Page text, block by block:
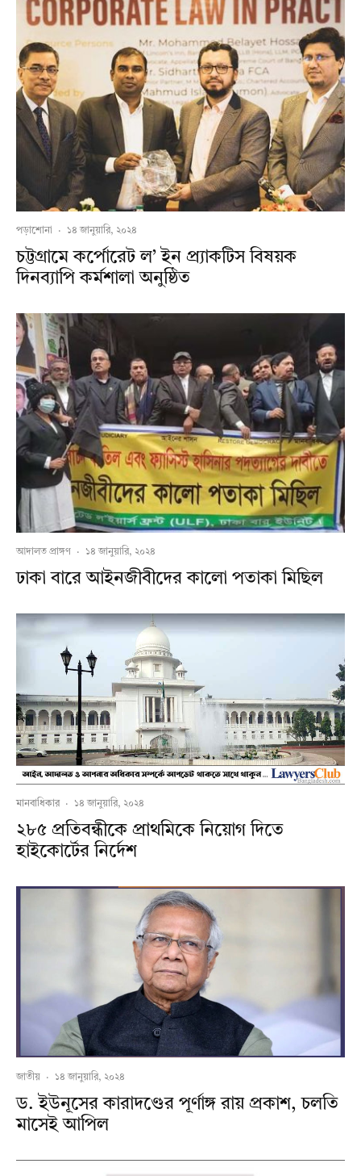
পড়াশোনা · ১৪ জানুয়ারি, ২০২৪
চট্টগ্রামে কর্পোরেট ল’ ইন প্র্যাকটিস বিষয়ক
দিনব্যাপি কর্মশালা অনুষ্ঠিত
আদালত প্রাঙ্গণ · ১৪ জানুয়ারি, ২০২৪
ঢাকা বারে আইনজীবীদের কালো পতাকা মিছিল
মানবাধিকার · ১৪ জানুয়ারি, ২০২৪
২৮৫ প্রতিবন্ধীকে প্রাথমিকে নিয়োগ দিতে
হাইকোর্টের নির্দেশ
জাতীয় · ১৪ জানুয়ারি, ২০২৪
ড. ইউনূসের কারাদণ্ডের পূর্ণাঙ্গ রায় প্রকাশ, চলতি
মাসেই আপিল